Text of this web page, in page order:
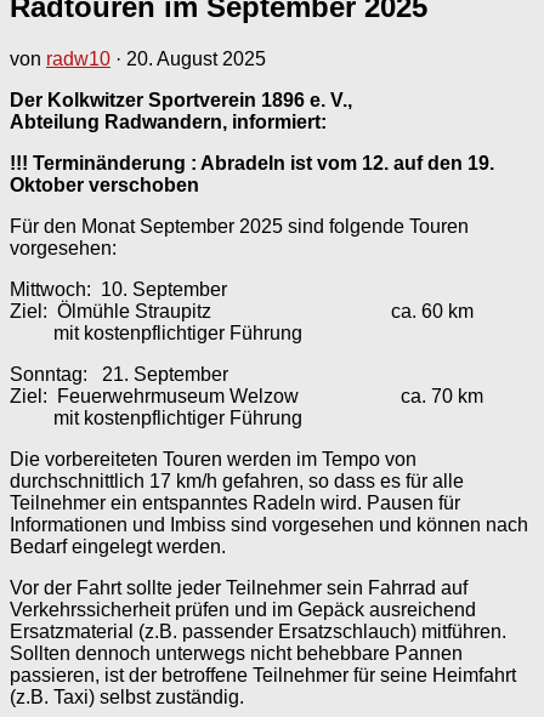
Radtouren im September 2025
von radw10 · 20. August 2025
Der Kolkwitzer Sportverein 1896 e. V.,
Abteilung Radwandern, informiert:
!!! Terminänderung : Abradeln ist vom 12. auf den 19.
Oktober verschoben
Für den Monat September 2025 sind folgende Touren
vorgesehen:
Mittwoch: 10. September
Ziel: Ölmühle Straupitz ca. 60 km
mit kostenpflichtiger Führung
Sonntag: 21. September
Ziel: Feuerwehrmuseum Welzow ca. 70 km
mit kostenpflichtiger Führung
Die vorbereiteten Touren werden im Tempo von
durchschnittlich 17 km/h gefahren, so dass es für alle
Teilnehmer ein entspanntes Radeln wird. Pausen für
Informationen und Imbiss sind vorgesehen und können nach
Bedarf eingelegt werden.
Vor der Fahrt sollte jeder Teilnehmer sein Fahrrad auf
Verkehrssicherheit prüfen und im Gepäck ausreichend
Ersatzmaterial (z.B. passender Ersatzschlauch) mitführen.
Sollten dennoch unterwegs nicht behebbare Pannen
passieren, ist der betroffene Teilnehmer für seine Heimfahrt
(z.B. Taxi) selbst zuständig.